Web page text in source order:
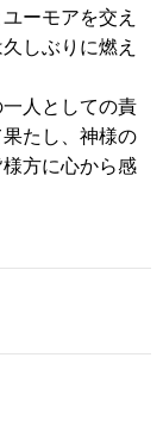
ーモアを交え
しぶりに燃え
人としての責
たし、神様の
方に心から感